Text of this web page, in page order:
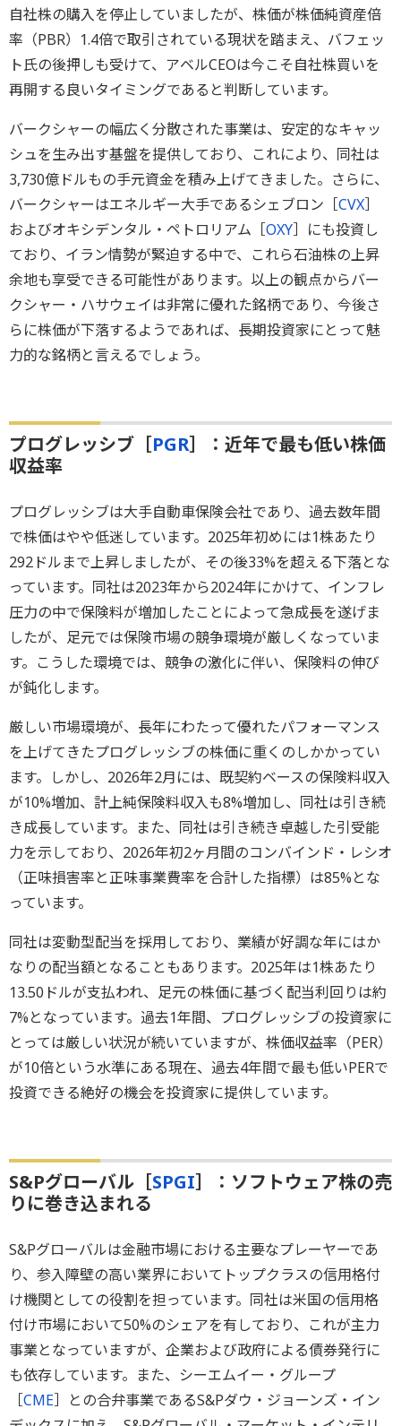
自社株の購入を停止していましたが、株価が株価純資産倍
率（PBR）1.4倍で取引されている現状を踏まえ、バフェッ
ト氏の後押しも受けて、アベルCEOは今こそ自社株買いを
再開する良いタイミングであると判断しています。
バークシャーの幅広く分散された事業は、安定的なキャッ
シュを生み出す基盤を提供しており、これにより、同社は
3,730億ドルもの手元資金を積み上げてきました。さらに、
バークシャーはエネルギー大手であるシェブロン［CVX］
およびオキシデンタル・ペトロリアム［OXY］にも投資し
ており、イラン情勢が緊迫する中で、これら石油株の上昇
余地も享受できる可能性があります。以上の観点からバー
クシャー・ハサウェイは非常に優れた銘柄であり、今後さ
らに株価が下落するようであれば、長期投資家にとって魅
力的な銘柄と言えるでしょう。
プログレッシブ［PGR］：近年で最も低い株価
収益率
プログレッシブは大手自動車保険会社であり、過去数年間
で株価はやや低迷しています。2025年初めには1株あたり
292ドルまで上昇しましたが、その後33%を超える下落とな
っています。同社は2023年から2024年にかけて、インフレ
圧力の中で保険料が増加したことによって急成長を遂げま
したが、足元では保険市場の競争環境が厳しくなっていま
す。こうした環境では、競争の激化に伴い、保険料の伸び
が鈍化します。
厳しい市場環境が、長年にわたって優れたパフォーマンス
を上げてきたプログレッシブの株価に重くのしかかってい
ます。しかし、2026年2月には、既契約ベースの保険料収入
が10%増加、計上純保険料収入も8%増加し、同社は引き続
き成長しています。また、同社は引き続き卓越した引受能
力を示しており、2026年初2ヶ月間のコンバインド・レシオ
（正味損害率と正味事業費率を合計した指標）は85%とな
っています。
同社は変動型配当を採用しており、業績が好調な年にはか
なりの配当額となることもあります。2025年は1株あたり
13.50ドルが支払われ、足元の株価に基づく配当利回りは約
7%となっています。過去1年間、プログレッシブの投資家に
とっては厳しい状況が続いていますが、株価収益率（PER）
が10倍という水準にある現在、過去4年間で最も低いPERで
投資できる絶好の機会を投資家に提供しています。
S&Pグローバル［SPGI］：ソフトウェア株の売
りに巻き込まれる
S&Pグローバルは金融市場における主要なプレーヤーであ
り、参入障壁の高い業界においてトップクラスの信用格付
け機関としての役割を担っています。同社は米国の信用格
付け市場において50%のシェアを有しており、これが主力
事業となっていますが、企業および政府による債券発行に
も依存しています。また、シーエムイー・グループ
［CME］との合弁事業であるS&Pダウ・ジョーンズ・イン